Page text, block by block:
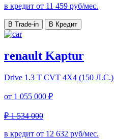
в кредит от 11 459 руб/мес.
В Trade-in В Кредит
renault Kaptur
Drive 1.3 T CVT 4X4 (150 Л.С.)
от 1 055 000 ₽
₽ 1 534 000
в кредит от 12 632 руб/мес.